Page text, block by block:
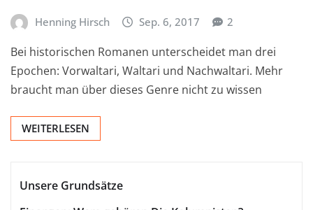
Henning Hirsch Sep. 6, 2017 2
Bei historischen Romanen unterscheidet man drei
Epochen: Vorwaltari, Waltari und Nachwaltari. Mehr
braucht man über dieses Genre nicht zu wissen
WEITERLESEN
Unsere Grundsätze